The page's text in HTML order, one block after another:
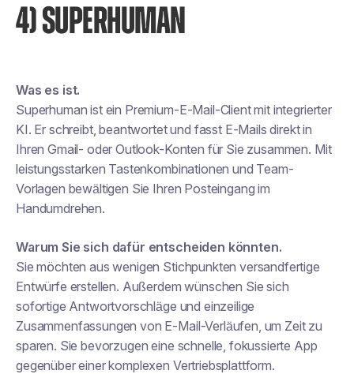
4) SUPERHUMAN
Was es ist.
Superhuman ist ein Premium-E-Mail-Client mit integrierter
KI. Er schreibt, beantwortet und fasst E-Mails direkt in
Ihren Gmail- oder Outlook-Konten für Sie zusammen. Mit
leistungsstarken Tastenkombinationen und Team-
Vorlagen bewältigen Sie Ihren Posteingang im
Handumdrehen.
Warum Sie sich dafür entscheiden könnten.
Sie möchten aus wenigen Stichpunkten versandfertige
Entwürfe erstellen. Außerdem wünschen Sie sich
sofortige Antwortvorschläge und einzeilige
Zusammenfassungen von E-Mail-Verläufen, um Zeit zu
sparen. Sie bevorzugen eine schnelle, fokussierte App
gegenüber einer komplexen Vertriebsplattform.